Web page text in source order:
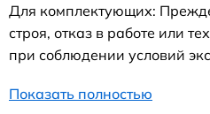
Для комплектующих:
строя, отказ в работе или
при соблюдении условий
Показать полностью